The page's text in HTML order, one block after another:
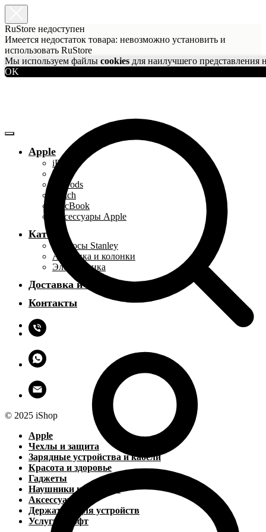
RuStore недоступен
Имеется недостаток товара: невозможно установить и
использовать RuStore
Мы используем файлы cookies для наилучшего представления
OK
Apple
iPhone
iPad
AirPods
Watch
MacBook
Аксессуары Apple
Каталог
Термосы Stanley
Акустика и колонки
Электроника
Доставка и оплата
Контакты
© 2025 iShop
Apple
Чехлы и защита
Зарядные устройства и кабели
Красота и здоровье
Гаджеты
Наушники и колонки
Аксессуары
Держатели для устройств
Услуги и софт